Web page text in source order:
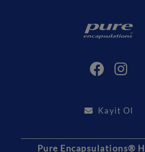
Kayit Ol
Pure Encapsulations®